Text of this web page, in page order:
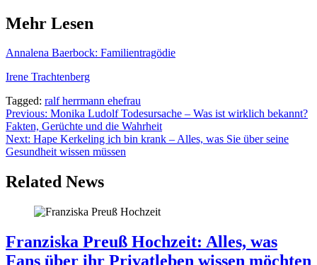
Mehr Lesen
Annalena Baerbock: Familientragödie
Irene Trachtenberg
Tagged: ralf herrmann ehefrau
Post
navigation
Previous: Monika Ludolf Todesursache – Was ist wirklich bekannt?
Fakten, Gerüchte und die Wahrheit
Next: Hape Kerkeling ich bin krank – Alles, was Sie über seine
Gesundheit wissen müssen
Related News
Franziska Preuß Hochzeit: Alles, was
Fans über ihr Privatleben wissen möchten